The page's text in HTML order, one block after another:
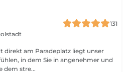
131
direkt am Paradeplatz liegt unser
in dem Sie in angenehmer und
dem stre...